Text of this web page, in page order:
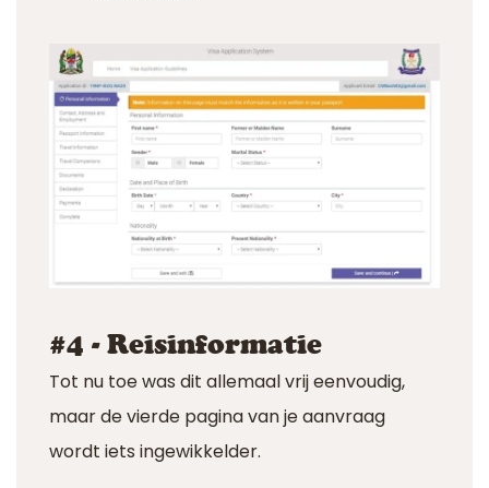
#4 - Reisinformatie
Tot nu toe was dit allemaal vrij eenvoudig,
maar de vierde pagina van je aanvraag
wordt iets ingewikkelder.